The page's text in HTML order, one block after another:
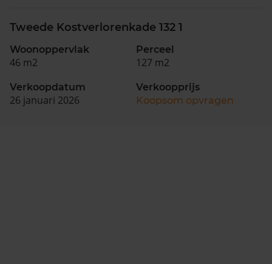
Tweede Kostverlorenkade 132 1
Woonoppervlak
46 m2
Perceel
127 m2
Verkoopdatum
26 januari 2026
Verkoopprijs
Koopsom opvragen